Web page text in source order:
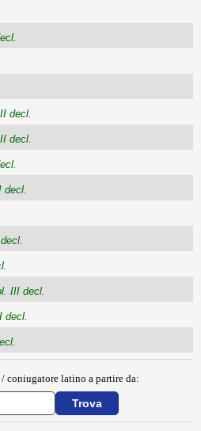
decl.
decl.
decl.
III decl.
decl.
coniugatore latino a partire da: